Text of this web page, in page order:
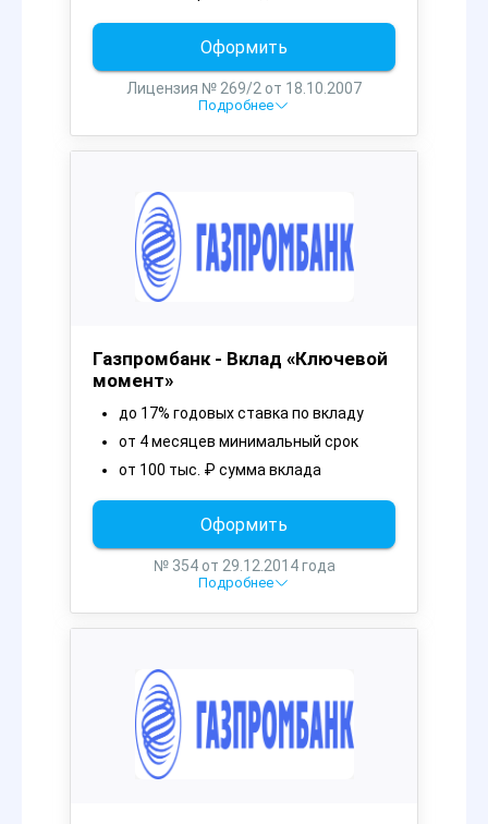
Оформить
Лицензия № 269/2 от 18.10.2007
Подробнее
Газпромбанк - Вклад «Ключевой
момент»
до 17% годовых ставка по вкладу
от 4 месяцев минимальный срок
от 100 тыс. ₽ сумма вклада
Оформить
№ 354 от 29.12.2014 года
Подробнее